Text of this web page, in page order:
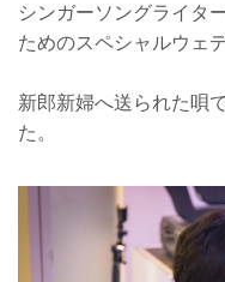
シンガーソングライタ
ためのスペシャルウェ
新郎新婦へ送られた唄
た。